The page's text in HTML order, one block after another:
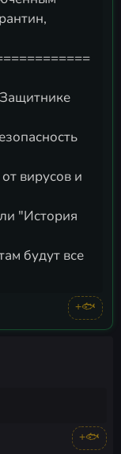
вирусов и
"История
будут все
+🐟
+🐟